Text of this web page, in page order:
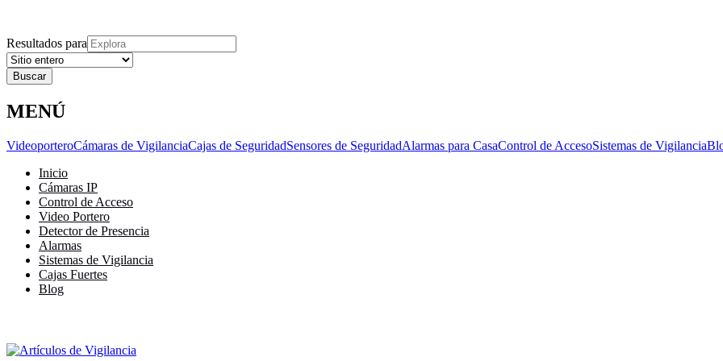
Resultados para
MENÚ
VideoporteroCámaras de VigilanciaCajas de SeguridadSensores de SeguridadAlarmas para CasaControl de AccesoSistemas de Vigilancia
Inicio
Cámaras IP
Control de Acceso
Video Portero
Detector de Presencia
Alarmas
Sistemas de Vigilancia
Cajas Fuertes
Blog